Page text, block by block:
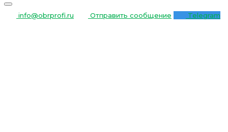
info@obrprofi.ru Отправить сообщение Telegram